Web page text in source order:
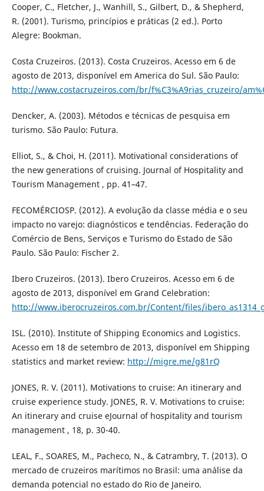
Cooper, C., Fletcher, J., Wanhill, S., Gilbert, D., & Shepherd,
R. (2001). Turismo, princípios e práticas (2 ed.). Porto
Alegre: Bookman.
Costa Cruzeiros. (2013). Costa Cruzeiros. Acesso em 6 de
agosto de 2013, disponível em America do Sul. São Paulo:
http://www.costacruzeiros.com/br/f%C3%A9rias_cruzeiro/
Dencker, A. (2003). Métodos e técnicas de pesquisa em
turismo. São Paulo: Futura.
Elliot, S., & Choi, H. (2011). Motivational considerations of
the new generations of cruising. Journal of Hospitality and
Tourism Management , pp. 41–47.
FECOMÉRCIOSP. (2012). A evolução da classe média e o seu
impacto no varejo: diagnósticos e tendências. Federação do
Comércio de Bens, Serviços e Turismo do Estado de São
Paulo. São Paulo: Fischer 2.
Ibero Cruzeiros. (2013). Ibero Cruzeiros. Acesso em 6 de
agosto de 2013, disponível em Grand Celebration:
http://www.iberocruzeiros.com.br/Content/files/
ISL. (2010). Institute of Shipping Economics and Logistics.
Acesso em 18 de setembro de 2013, disponível em Shipping
statistics and market review: http://migre.me/g81rQ
JONES, R. V. (2011). Motivations to cruise: An itinerary and
cruise experience study. JONES, R. V. Motivations to cruise:
An itinerary and cruise eJournal of hospitality and tourism
management , 18, p. 30-40.
LEAL, F., SOARES, M., Pacheco, N., & Catrambry, T. (2013). O
mercado de cruzeiros marítimos no Brasil: uma análise da
demanda potencial no estado do Rio de Janeiro.